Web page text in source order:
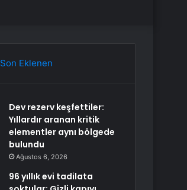
Son Eklenen
Dev rezerv keşfettiler:
Yıllardır aranan kritik
elementler aynı bölgede
bulundu
Ağustos 6, 2026
96 yıllık evi tadilata